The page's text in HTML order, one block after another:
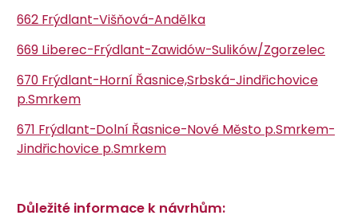
662 Frýdlant-Višňová-Andělka
669 Liberec-Frýdlant-Zawidów-Sulików/Zgorzelec
670 Frýdlant-Horní Řasnice,Srbská-Jindřichovice
p.Smrkem
671 Frýdlant-Dolní Řasnice-Nové Město p.Smrkem-
Jindřichovice p.Smrkem
Důležité informace k návrhům: